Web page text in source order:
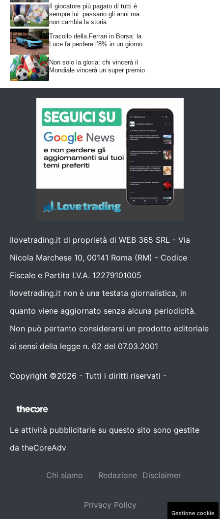
Il giocatore più pagato di tutti è
sempre lui: passano gli anni ma
non cambia la storia
Tracollo della Ferrari in Borsa: la
Luce fa perdere l’8% in un giorno
Non solo la gloria: chi vincerà il
Mondiale vincerà un super premio
Ilovetrading.it di proprietà di WEB 365 SRL - Via
Nicola Marchese 10, 00141 Roma (RM) - Codice
Fiscale e Partita I.V.A. 12279101005
Ilovetrading.it non è una testata giornalistica, in
quanto viene aggiornato senza alcuna periodicità.
Non può pertanto considerarsi un prodotto editoriale
ai sensi della legge n. 62 del 07.03.2001
Copyright ©2026 - Tutti i diritti riservati -
Le attività pubblicitarie su questo sito sono gestite
da theCoreAdv
Chi siamo Redazione Disclaimer
Privacy Policy
Gestione cookie